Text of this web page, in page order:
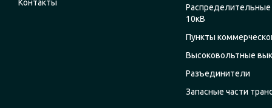
Контакты
Распределительные
10кВ
Пункты
Высоковольтные
Разъединители
Запасные части